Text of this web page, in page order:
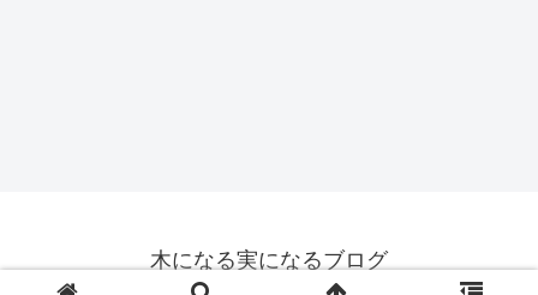
木になる実になるブログ